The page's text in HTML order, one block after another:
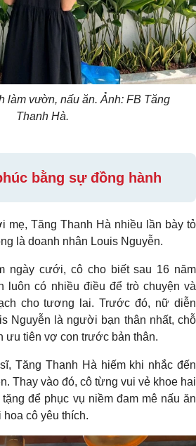
làm vườn, nấu ăn. Ảnh: FB Tăng
Thanh Hà.
bằng sự đồng hành
mẹ, Tăng Thanh Hà nhiều lần bày tỏ
là doanh nhân Louis Nguyễn.
ngày cưới, cô cho biết sau 16 năm
luôn có nhiều điều để trò chuyện và
cho tương lai. Trước đó, nữ diễn
Nguyễn là người bạn thân nhất, chỗ
ưu tiên vợ con trước bản thân.
Tăng Thanh Hà hiếm khi nhắc đến
Thay vào đó, cô từng vui vẻ khoe hai
để phục vụ niềm đam mê nấu ăn
hoa cô yêu thích.